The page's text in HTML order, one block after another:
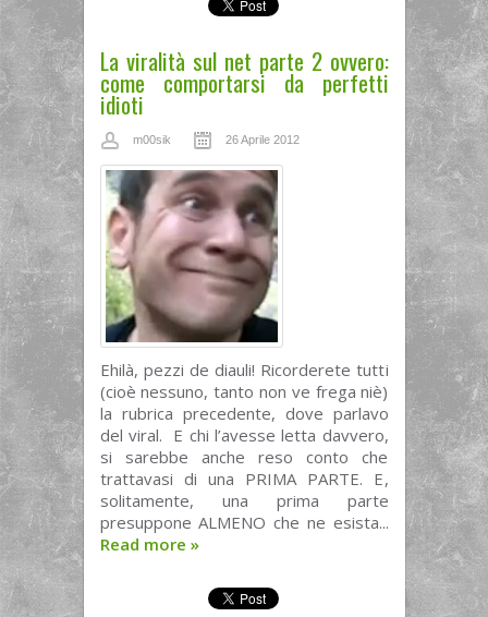
La viralità sul net parte 2 ovvero:
come comportarsi da perfetti
idioti
m00sik 26 Aprile 2012
Ehilà, pezzi de diauli! Ricorderete tutti
(cioè nessuno, tanto non ve frega niè)
la rubrica precedente, dove parlavo
del viral. E chi l’avesse letta davvero,
si sarebbe anche reso conto che
trattavasi di una PRIMA PARTE. E,
solitamente, una prima parte
presuppone ALMENO che ne esista...
Read more »